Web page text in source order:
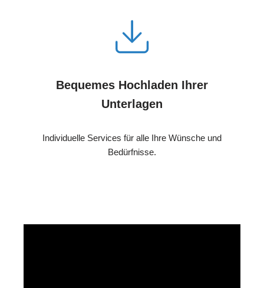
Bequemes Hochladen Ihrer
Unterlagen
Individuelle Services für alle Ihre Wünsche und
Bedürfnisse.